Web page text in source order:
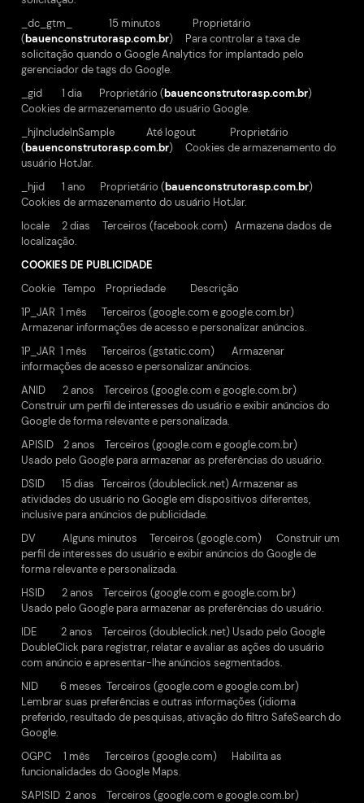
_dc_gtm_ 15 minutos Proprietário
(bauenconstrutorasp.com.br) Para controlar a taxa de
solicitação quando o Google Analytics for implantado pelo
gerenciador de tags do Google.
_gid 1 dia Proprietário (bauenconstrutorasp.com.br)
Cookies de armazenamento do usuário Google.
_hjIncludelnSample Até logout Proprietário
(bauenconstrutorasp.com.br) Cookies de armazenamento do
usuário HotJar.
_hjid 1 ano Proprietário (bauenconstrutorasp.com.br)
Cookies de armazenamento do usuário HotJar.
locale 2 dias Terceiros (facebook.com) Armazena dados de
localização.
COOKIES DE PUBLICIDADE
Cookie Tempo Propriedade Descrição
1P_JAR 1 mês Terceiros (google.com e google.com.br)
Armazenar informações de acesso e personalizar anúncios.
1P_JAR 1 mês Terceiros (gstatic.com) Armazenar
informações de acesso e personalizar anúncios.
ANID 2 anos Terceiros (google.com e google.com.br)
Construir um perfil de interesses do usuário e exibir anúncios do
Google de forma relevante e personalizada.
APISID 2 anos Terceiros (google.com e google.com.br)
Usado pelo Google para armazenar as preferências do usuário.
DSID 15 dias Terceiros (doubleclick.net) Armazenar as
atividades do usuário no Google em dispositivos diferentes,
inclusive para anúncios de publicidade.
DV Alguns minutos Terceiros (google.com) Construir um
perfil de interesses do usuário e exibir anúncios do Google de
forma relevante e personalizada.
HSID 2 anos Terceiros (google.com e google.com.br)
Usado pelo Google para armazenar as preferências do usuário.
IDE 2 anos Terceiros (doubleclick.net) Usado pelo Google
DoubleClick para registrar, relatar e avaliar as ações do usuário
com anúncio e apresentar-lhe anúncios segmentados.
NID 6 meses Terceiros (google.com e google.com.br)
Lembrar suas preferências e outras informações (idioma
preferido, resultado de pesquisas, ativação do filtro SafeSearch do
Google.
OGPC 1 mês Terceiros (google.com) Habilita as
funcionalidades do Google Maps.
SAPISID 2 anos Terceiros (google.com e google.com.br)